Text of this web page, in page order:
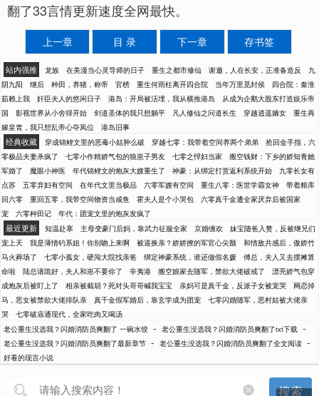
翻了33言情更新速度全网最快。
上一章 目 录 下一章 存书签
站内强推 龙族 在美漫当心灵导师的日子 重生之都市修仙 谢邀，人在长安，正准备造反
九
阴九阳
继后 种田，养猪，称帝 官榜 重生何雨柱离开四合院 当年万里觅封侯
四合院：秦淮
茹赖上我
奸臣夫人的悠闲日子 港岛：开局被活埋，我从横推港岛
从成为企鹅大股东打造娱乐帝
国
影视世界从小舍得开始 剑道圣体的我只想躺平 凡人修仙之问道长生 穿越逍遥嫡女
重生再
嫁皇胄，我只想乱帝心夺凤位
港岛旧事
经典收藏 穿成锦鲤文里的恶毒小姑肿么破 穿越七零：我带着空间养两个弟弟
抢回金手指，六
零极品夫妻杀疯了
七零小作精娇气包的狼崽子男友 七零之悍妇当家
搬空钱财：下乡的娇知青她
军婚了
魔眼小神医 年代锦鲤文的炮灰大嫂重生了 神豪：从绑定打赏返利系统开始
九零长女有
点苏
五零弃妇有空间 在年代文里当极品 六零军嫂有空间 重生八零：医世学霸女神
带着粮库
回六零
重回五零，我带空间物资当咸鱼 霍夫人是个小哭包
六零真千金遭全家厌弃后被国家
宠
六零种田记 年代：团宠文里的炮灰发疯了
最近更新 知温赴寒 主母变豪门后妈，靠武力征服全家 京婚缠欢
妹宝随爸入赘，反被继兄们
宠上天
我是薄情钓系姐！你别吻上来啊 被逼换亲？娇娇撩的军官心尖颤
和情敌共感后，傲娇竹
马火葬场了
七零小孤女，硬闯大院找亲爸 绑定神豪系统，谁还做假名媛
傅总，夫人又去摆摊算
命啦
陆总请跪好，夫人和崽不要你了 辛夷港 搬空娘家去随军，禁欲大佬破戒了
漂亮娇气包穿
成炮灰后被盯上了
相亲被截胡？死对头哥哥喊我宝宝 亲妈可是真千金，反派子女被宠哭
网恋掉
马，恶女被禁欲大佬排队亲
真千金假军婚后，靠玄学成为团宠
七零闪婚随军，恶村姑被大佬亲
哭
七零破庙通现代，全家吃肉又喝汤
老公重生没选我？闪婚消防员爽翻了 一碗水饺 - 老公重生没选我？闪婚消防员爽翻了txt下载 -
老公重生没选我？闪婚消防员爽翻了最新章节 - 老公重生没选我？闪婚消防员爽翻了全文阅读 -
好看的现言小说
搜索